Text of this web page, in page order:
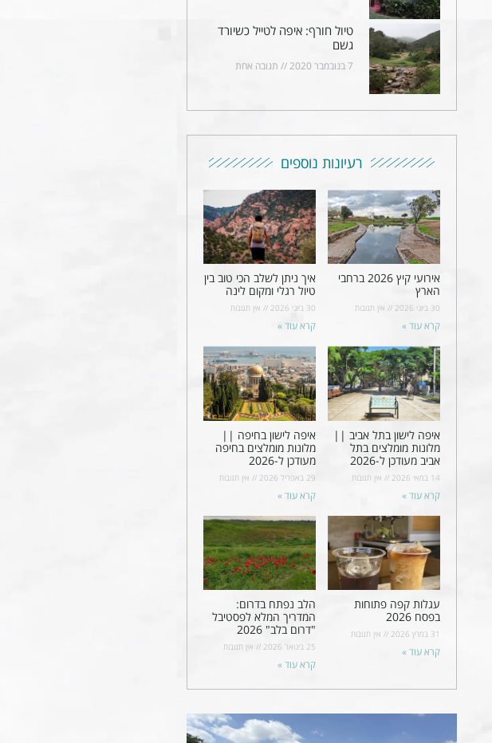
טיול חורף: איפה לטייל כשיורד
גשם
7 בנובמבר 2020 תגובה אחת
רעיונות נוספים
אירועי קיץ 2026 ברחבי
הארץ
30 ביוני 2026 אין תגובות
קרא עוד »
איך ניתן לשלב הכי טוב בין
טיול רגלי ומקום לינה
30 ביוני 2026 אין תגובות
קרא עוד »
איפה לישון בתל אביב ||
מלונות מומלצים בתל
אביב מעודכן ל-2026
14 במאי 2026 אין תגובות
קרא עוד »
איפה לישון בחיפה ||
מלונות מומלצים בחיפה
מעודכן ל-2026
29 באפריל 2026 אין תגובות
קרא עוד »
עגלות קפה פתוחות
בפסח 2026
31 במרץ 2026 אין תגובות
קרא עוד »
הלב נפתח בדרום:
המדריך המלא לפסטיבל
"דרום בלב" 2026
25 בינואר 2026 אין תגובות
קרא עוד »